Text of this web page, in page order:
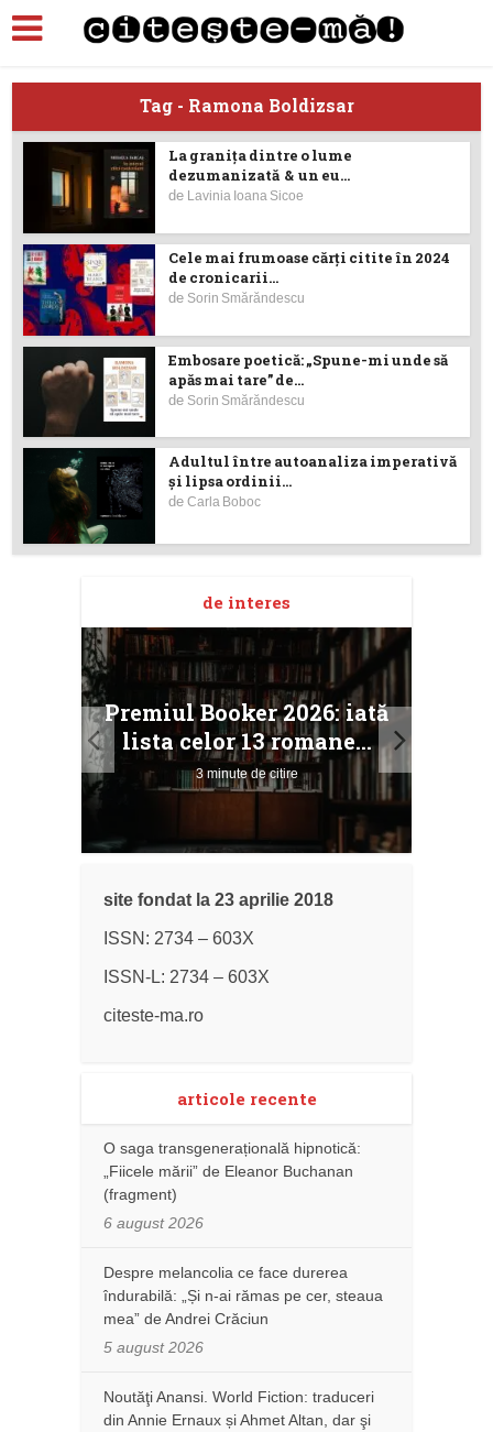
Tag - Ramona Boldizsar
La granița dintre o lume
dezumanizată & un eu...
de Lavinia Ioana Sicoe
Cele mai frumoase cărţi citite în 2024
de cronicarii...
de Sorin Smărăndescu
Embosare poetică: „Spune-mi unde să
apăs mai tare” de...
de Sorin Smărăndescu
Adultul între autoanaliza imperativă
și lipsa ordinii...
deCarla Boboc
de interes
Premiul Booker 2026: iată
lista celor 13 romane...
3 minute de citire
site fondat la 23 aprilie 2018
ISSN: 2734 – 603X
ISSN-L: 2734 – 603X
citeste-ma.ro
articole recente
O saga transgenerațională hipnotică:
„Fiicele mării” de Eleanor Buchanan
(fragment)
6 august 2026
Despre melancolia ce face durerea
îndurabilă: „Și n-ai rămas pe cer, steaua
mea” de Andrei Crăciun
5 august 2026
Noutăţi Anansi. World Fiction: traduceri
din Annie Ernaux și Ahmet Altan, dar şi